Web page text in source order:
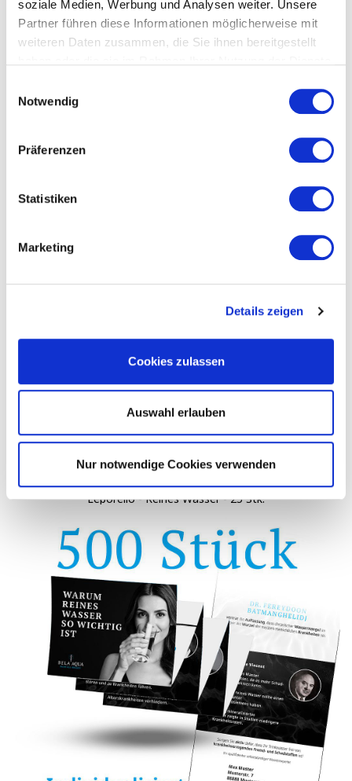
soziale Medien, Werbung und Analysen weiter. Unsere
Partner führen diese Informationen möglicherweise mit
weiteren Daten zusammen, die Sie ihnen bereitgestellt
Notwendig
Präferenzen
Statistiken
Marketing
Details zeigen
Cookies zulassen
Auswahl erlauben
Nur notwendige Cookies verwenden
PASSEND DAZU / ÄHNLICHE ARTIKEL
Leporello - Reines Wasser - 25 Stk.